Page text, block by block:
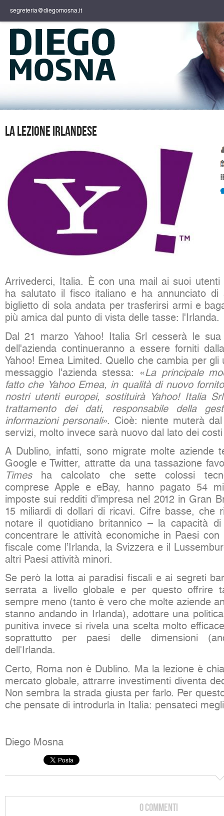
segreteria@diegomosna.it
La lezione irlandese
Arrivederci, Italia. È con una mail ai suoi utenti
ha salutato il fisco italiano e ha annunciato di
biglietto di sola andata per trasferirsi armi e
più amica dal punto di vista delle tasse: l'Irlanda.
Dal 21 marzo Yahoo! Italia Srl cesserà le
dell'azienda continueranno a essere forniti
Yahoo! Emea Limited. Quello che cambia per gli
messaggio l'azienda stessa: «La principale
fatto che Yahoo Emea, in qualità di nuovo
nostri utenti europei, sostituirà Yahoo! Italia
trattamento dei dati, responsabile della
informazioni personali». Cioè: niente muterà
servizi, molto invece sarà nuovo dal lato dei
A Dublino, infatti, sono migrate molte aziende
Google e Twitter, attratte da una tassazione
Timesha calcolato che sette colossi
comprese Apple e eBay, hanno pagato 54
imposte sui redditi d’impresa nel 2012 in Gran
15 miliardi di dollari di ricavi. Cifre basse, che
notare il quotidiano britannico – la capacità
concentrare le attività economiche in Paesi con
fiscale come l’Irlanda, la Svizzera e il
altri Paesi attività minori.
Se però la lotta ai paradisi fiscali e ai segreti
serrata a livello globale e per questo offrire
sempre meno (tanto è vero che molte aziende
stanno andando in Irlanda), adottare una
punitiva invece si rivela una scelta molto
soprattutto per paesi delle dimensioni
dell'Irlanda.
Certo, Roma non è Dublino. Ma la lezione è
mercato globale, attrarre investimenti diventa
Non sembra la strada giusta per farlo. Per
che pensate di introdurla in Italia: pensateci
Diego Mosna
0 Commenti